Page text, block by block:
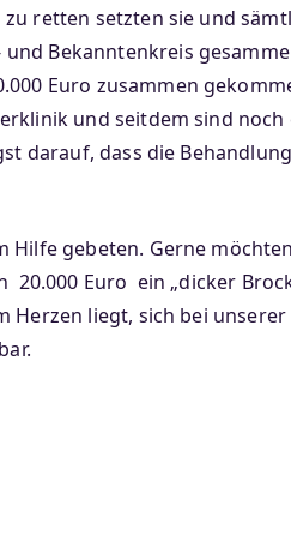
retten setzten sie und
Bekanntenkreis
Euro zusammen
und seitdem sind
darauf, dass die
Hilfe gebeten. Gerne
Euro ein „dicker
Herzen liegt, sich bei